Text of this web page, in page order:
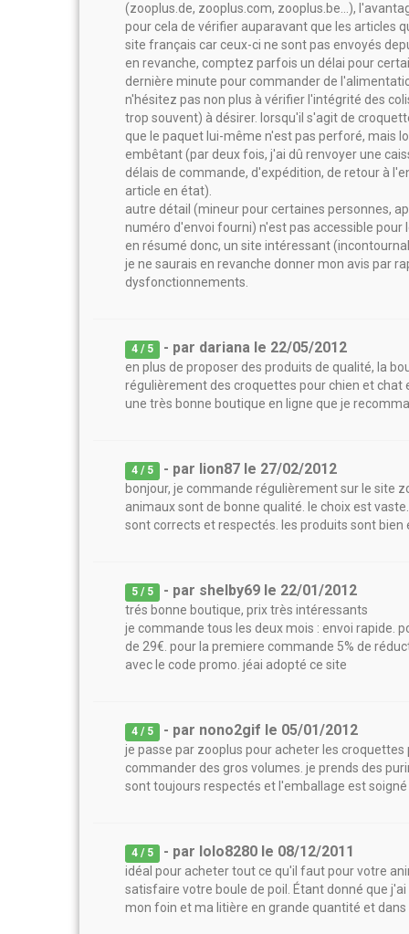
(zooplus.de, zooplus.com, zooplus.be...),
pour cela de vérifier auparavant que les articles
site français car ceux-ci ne sont pas envoyés
en revanche, comptez parfois un délai pour
dernière minute pour commander de
n'hésitez pas non plus à vérifier l'intégrité des
trop souvent) à désirer. lorsqu'il s'agit de
que le paquet lui-même n'est pas perforé, mais
embêtant (par deux fois, j'ai dû renvoyer une
délais de commande, d'expédition, de retour à
article en état).
autre détail (mineur pour certaines personnes,
numéro d'envoi fourni) n'est pas accessible
en résumé donc, un site intéressant
je ne saurais en revanche donner mon avis par
dysfonctionnements.
4 / 5 - par dariana le 22/05/2012
en plus de proposer des produits de qualité, la
régulièrement des croquettes pour chien et chat
une très bonne boutique en ligne que je
4 / 5 - par lion87 le 27/02/2012
bonjour, je commande régulièrement sur le site
animaux sont de bonne qualité. le choix est
sont corrects et respectés. les produits sont
5 / 5 - par shelby69 le 22/01/2012
trés bonne boutique, prix très intéressants
je commande tous les deux mois : envoi rapide.
de 29€. pour la premiere commande 5% de
avec le code promo. jéai adopté ce site
4 / 5 - par nono2gif le 05/01/2012
je passe par zooplus pour acheter les
commander des gros volumes. je prends des
sont toujours respectés et l'emballage est
4 / 5 - par lolo8280 le 08/12/2011
idéal pour acheter tout ce qu'il faut pour votre
satisfaire votre boule de poil. Étant donné que
mon foin et ma litière en grande quantité et